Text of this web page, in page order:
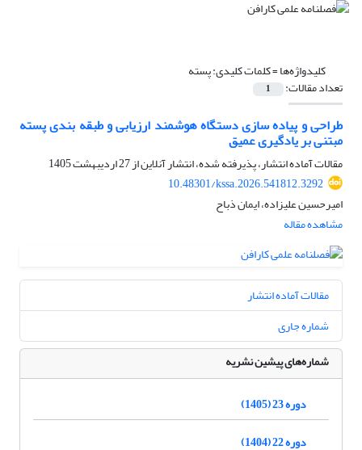
کلیدواژه‌ها =کلمات کلیدی: پسته
تعداد مقالات: 1
طراحی و پیاده سازی دستگاه هوشمند ارزیابی و طبقه بندی پسته
مبتنی بر یادگیری عمیق
مقالات آماده انتشار، پذیرفته شده، انتشار آنلاین از27 اردیبهشت 1405
10.48301/kssa.2026.541812.3292
امیرحسین علیزاده، ایمان ذباح
مشاهده مقاله
مقالات آماده انتشار
شماره جاری
شماره‌های پیشین نشریه
دوره 23 (1405)
دوره 22 (1404)